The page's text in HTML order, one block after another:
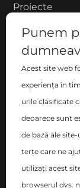
Proiecte
Despre noi
Blog
Contact
COMPANIE
S.C. ZEN
București,
sc. C, et. 6, ap.
Nr. Registrul
Punem
Acest site web
experiența în
urile clasificate
deoarece sunt
de bază ale
terțe care ne
utilizați acest
browserul dvs.